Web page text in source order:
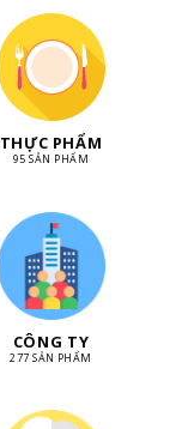
THỰC PHẨM
95 SẢN PHẨM
CÔNG TY
277 SẢN PHẨM